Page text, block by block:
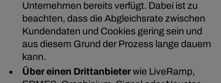
Unternehmen bereits verfügt. Dabei ist zu
beachten, dass die Abgleichsrate zwischen
Kundendaten und Cookies gering sein und
aus diesem Grund der Prozess lange dauern
kann.
Über einen Drittanbieterwie LiveRamp,